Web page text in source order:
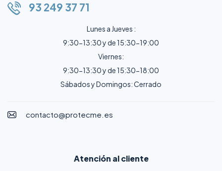
93 249 37 71
Lunes a Jueves :
9:30-13:30 y de 15:30-19:00
Viernes:
9:30-13:30 y de 15:30-18:00
Sábados y Domingos: Cerrado
contacto@protecme.es
Atención al cliente